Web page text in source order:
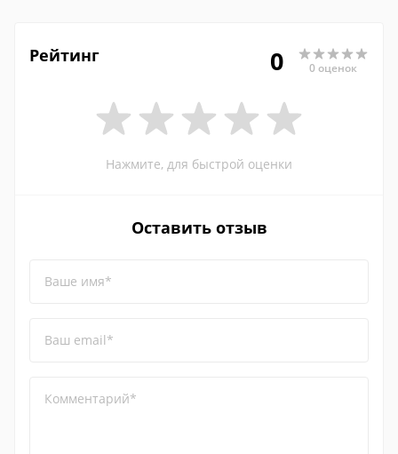
Рейтинг 0 0 оценок
Нажмите, для быстрой оценки
Оставить отзыв
Ваше имя*
Ваш email*
Комментарий*